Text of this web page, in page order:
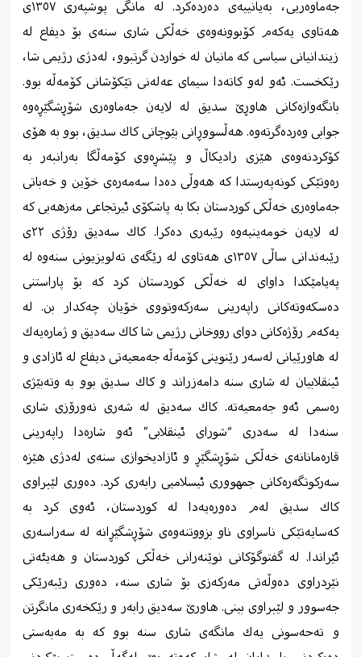
جه‌ماوه‌ریی، به‌یانییه‌ی ده‌رده‌كرد. له‌ مانگی پوشپه‌ری ١٣٥٧ی
هەتاوی یه‌كه‌م كۆبوونه‌وه‌ی خه‌ڵكی شاری سنه‌ی بۆ دیفاع له‌
زیندانیانی سیاسی كه‌ مانیان له‌ خواردن گرتبوو، له‌دژی رژیمی شا،
رێكخست. ئه‌و له‌و كاته‌دا سیمای عه‌له‌نی تێكۆشانی كۆمه‌ڵه‌ بوو.
بانگه‌وازه‌كانی هاوڕێ سدیق له‌ لایه‌ن جه‌ماوه‌ری شۆڕشگێڕه‌وه‌
جوابی وه‌رده‌گرته‌وه‌. هه‌ڵسووڕانی بێوچانی كاك سدیق، بوو به‌ هۆی
كۆكردنه‌وه‌ی هێزی رادیكاڵ و پێشڕه‌وی كۆمه‌ڵگا به‌رانبه‌ر به‌
ره‌وتێكی كونه‌په‌رستدا كه‌ هه‌وڵی ده‌دا سه‌مه‌رەی خۆین و خه‌باتی
جه‌ماوه‌ری خه‌ڵكی كوردستان بكا به‌ پاشكۆی ئیرتجاعی مه‌زهه‌بی كه‌
له‌ لایه‌ن خومه‌ینیه‌وه‌ رێبه‌ری ده‌كرا. كاك سه‌دیق رۆژی ٢٢ی
رێبه‌ندانی ساڵی ١٣٥٧ی هەتاوی له‌ رێگه‌ی ته‌لویزیونی سنه‌وه‌ له‌
په‌یامێكدا داوای له‌ خه‌ڵكی كوردستان كرد كه‌ بۆ پاراستنی
ده‌سكه‌وته‌كانی راپه‌رینی سه‌ركه‌وتووی خۆیان چه‌كدار بن. له‌
یه‌كه‌م رۆژه‌كانی دوای رووخانی رژیمی شا كاك سه‌دیق و ژماره‌یه‌ك
له‌ هاورێیانی له‌سه‌ر رێنوینی كۆمه‌ڵه‌ جه‌معیه‌تی دیفاع له‌ ئازادی و
ئینقلابیان له‌ شاری سنه‌ دامه‌زراند و كاك سدیق بوو به‌ وته‌بێژی
ره‌سمی ئه‌و جه‌معیه‌ته‌. كاك سه‌دیق له‌ شه‌ری نه‌ورۆزی شاری
سنه‌دا له‌ سه‌دری “شورای ئینقلابی” ئه‌و شاره‌دا راپه‌رینی
قاره‌مانانه‌ی خه‌ڵكی شۆڕشگێڕ و ئازادیخوازی سنه‌ی له‌دژی هێزه‌
سه‌ركوتگه‌ره‌كانی جمهووری ئیسلامیی رابه‌ری كرد. ده‌وری لێبراوی
كاك سدیق له‌م ده‌وره‌یه‌دا له‌ كوردستان، ئه‌وی كرد به‌
كه‌سایه‌تێكی ناسراوی ناو بزووتنه‌وه‌ی شۆڕشگێڕانه‌ له‌ سه‌راسه‌ری
ئێراندا. له‌ گفتوگۆكانی نوێنه‌رانی خه‌ڵكی كوردستان و هه‌یئه‌تی
نێردراوی ده‌وڵه‌تی مه‌ركه‌زی بۆ شاری سنه‌، ده‌وری رێبه‌رێكی
جه‌سوور و لێبراوی بینی. هاورێ سه‌دیق رابه‌ر و رێكخه‌ری مانگرتن
و ته‌حه‌سونی یه‌ك مانگه‌ی شاری سنه‌ بوو كه‌ به‌ مه‌به‌ستی